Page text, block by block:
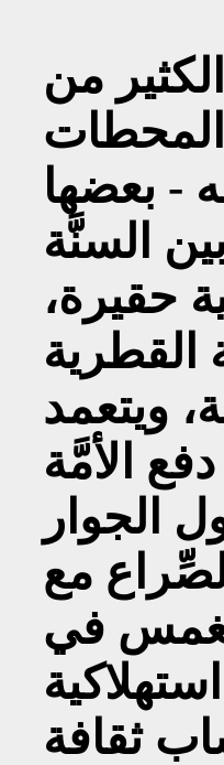
من
المحطات
- بعضها
السنَّة
حقيرة،
القطرية
ويتعمد
الأمَّة
الجوار
مع
في
ثقافة